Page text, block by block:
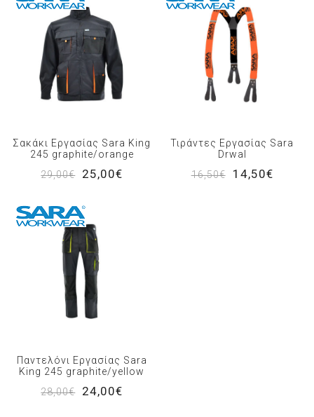
Σακάκι Εργασίας Sara King
245 graphite/orange
29,00€
25,00€
Τιράντες Εργασίας Sara
Drwal
16,50€
14,50€
Παντελόνι Εργασίας Sara
King 245 graphite/yellow
28,00€
24,00€